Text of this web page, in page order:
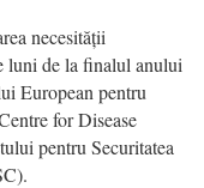
necesității
luni de la finalul anului
European pentru
for Disease
pentru Securitatea